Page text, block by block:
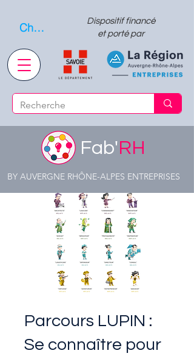
Choisissez quand l'envoyer
Dispositif financé
et porté par
Fab'RH
BY AUVERGNE RHÔNE-ALPES ENTREPRISES
Parcours LUPIN :
Se connaître pour